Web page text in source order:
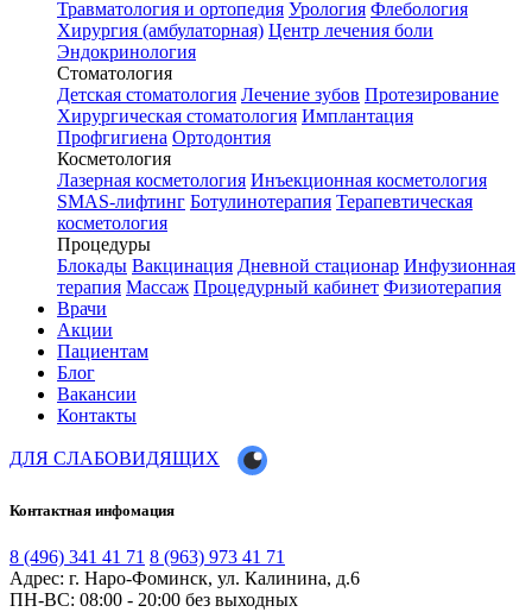
Травматология и ортопедия Урология Флебология
Хирургия (амбулаторная) Центр лечения боли
Эндокринология
Стоматология
Детская стоматология Лечение зубов Протезирование
Хирургическая стоматология Имплантация
Профгигиена Ортодонтия
Косметология
Лазерная косметология Инъекционная косметология
SMAS-лифтинг Ботулинотерапия Терапевтическая
косметология
Процедуры
Блокады Вакцинация Дневной стационар Инфузионная
терапия Массаж Процедурный кабинет Физиотерапия
Врачи
Акции
Пациентам
Блог
Вакансии
Контакты
ДЛЯ СЛАБОВИДЯЩИХ
Контактная инфомация
8 (496) 341 41 71 8 (963) 973 41 71
Адрес: г. Наро-Фоминск, ул. Калинина, д.6
ПН-ВС: 08:00 - 20:00 без выходных